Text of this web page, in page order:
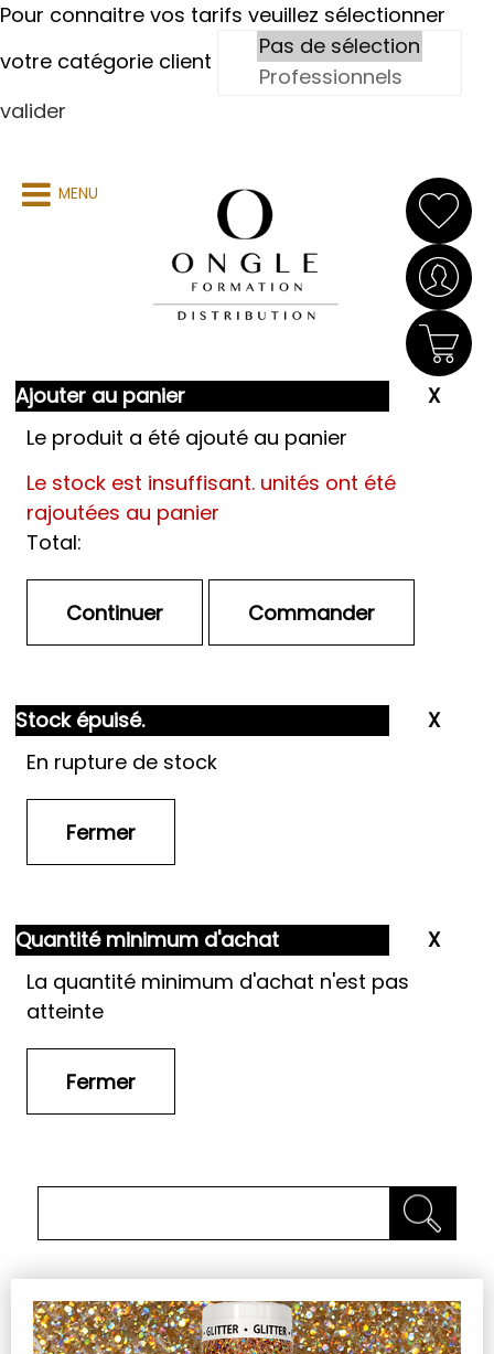
Pour connaitre vos tarifs veuillez sélectionner
votre catégorie client
valider
MENU
Ajouter au panier
Le produit a été ajouté au panier
Le stock est insuffisant. unités ont été
rajoutées au panier
Total:
Stock épuisé.
En rupture de stock
Quantité minimum d'achat
La quantité minimum d'achat n'est pas
atteinte